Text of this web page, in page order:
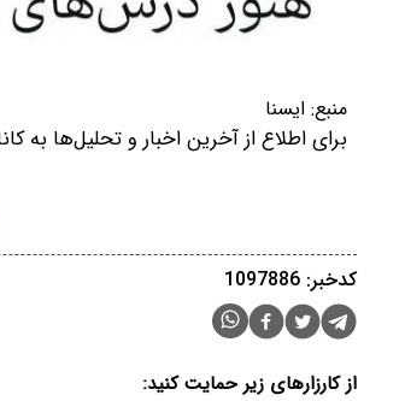
منبع: ایسنا
برای اطلاع از آخرین اخبار و تحلیل‌ها به
کدخبر: 1097886
از کارزارهای زیر حمایت کنید: